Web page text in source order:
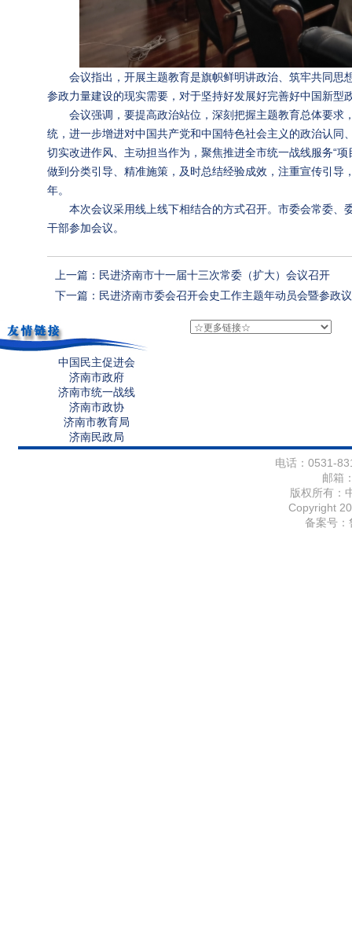
会议指出，开展主题教育是旗帜鲜明讲政治、筑牢共同
参政力量建设的现实需要，对于坚持好发展好完善好中国新
会议强调，要提高政治站位，深刻把握主题教育总体要
统，进一步增进对中国共产党和中国特色社会主义的政治认
切实改进作风、主动担当作为，聚焦推进全市统一战线服务“
做到分类引导、精准施策，及时总结经验成效，注重宣传引
年。
本次会议采用线上线下相结合的方式召开。市委会常委
干部参加会议。
上一篇：民进济南市十一届十三次常委（扩大）会议召开
下一篇：民进济南市委会召开会史工作主题年动员会暨参政
中国民主促进会
济南市政府
济南市统一战线
济南市政协
济南市教育局
济南民政局
电话：0531-
邮箱
版权所有：
Copyright
备案号